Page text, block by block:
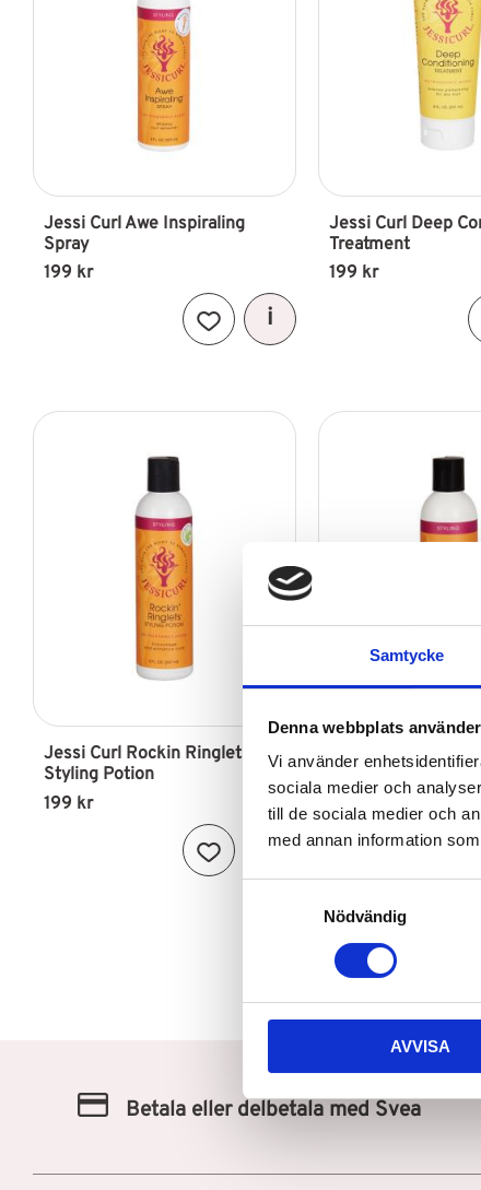
Samtycke
Denna webbplats
Vi använder
sociala medier och
till de sociala medier och
med annan information
s
l
Nödvändig
AVVISA
Jessi Curl Awe Inspiraling
Spray
199 kr
Lägg till i favoriter
Jessi Curl Deep
Treatment
199 kr
Jessi Curl Rockin Ringlets
Styling Potion
199 kr
Lägg till i favoriter
Jessi Curl
Gel
199
Betala eller delbetala med Svea